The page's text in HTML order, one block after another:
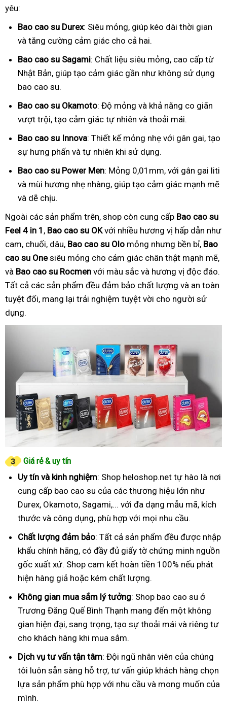
yêu:
Bao cao su Durex: Siêu mỏng, giúp kéo dài thời gian
và tăng cường cảm giác cho cả hai.
Bao cao su Sagami: Chất liệu siêu mỏng, cao cấp từ
Nhật Bản, giúp tạo cảm giác gần như không sử dụng
bao cao su.
Bao cao su Okamoto: Độ mỏng và khả năng co giãn
vượt trội, tạo cảm giác tự nhiên và thoải mái.
Bao cao su Innova: Thiết kế mỏng nhẹ với gân gai, tạo
sự hưng phấn và tự nhiên khi sử dụng.
Bao cao su Power Men: Mỏng 0,01mm, với gân gai liti
và mùi hương nhẹ nhàng, giúp tạo cảm giác mạnh mẽ
và dễ chịu.
Ngoài các sản phẩm trên, shop còn cung cấp Bao cao su
Feel 4 in 1 , Bao cao su OKvới nhiều hương vị hấp dẫn như
cam, chuối, dâu, Bao cao su Olo mỏng nhưng bền bỉ, Bao
cao su Onesiêu mỏng cho cảm giác chân thật mạnh mẽ,
và Bao cao su Rocmen với màu sắc và hương vị độc đáo.
Tất cả các sản phẩm đều đảm bảo chất lượng và an toàn
tuyệt đối, mang lại trải nghiệm tuyệt vời cho người sử
dụng.
Giá rẻ & uy tín
Uy tín và kinh nghiệm: Shop heloshop.net tự hào là nơi
cung cấp bao cao su của các thương hiệu lớn như
Durex, Okamoto, Sagami,... với đa dạng mẫu mã, kích
thước và công dụng, phù hợp với mọi nhu cầu.
Chất lượng đảm bảo: Tất cả sản phẩm đều được nhập
khẩu chính hãng, có đầy đủ giấy tờ chứng minh nguồn
gốc xuất xứ. Shop cam kết hoàn tiền 100% nếu phát
hiện hàng giả hoặc kém chất lượng.
Không gian mua sắm lý tưởng: Shop bao cao su ở
Trương Đăng Quế Bình Thạnh mang đến một không
gian hiện đại, sang trọng, tạo sự thoải mái và riêng tư
cho khách hàng khi mua sắm.
Dịch vụ tư vấn tận tâm: Đội ngũ nhân viên của chúng
tôi luôn sẵn sàng hỗ trợ, tư vấn giúp khách hàng chọn
lựa sản phẩm phù hợp với nhu cầu và mong muốn của
mình.